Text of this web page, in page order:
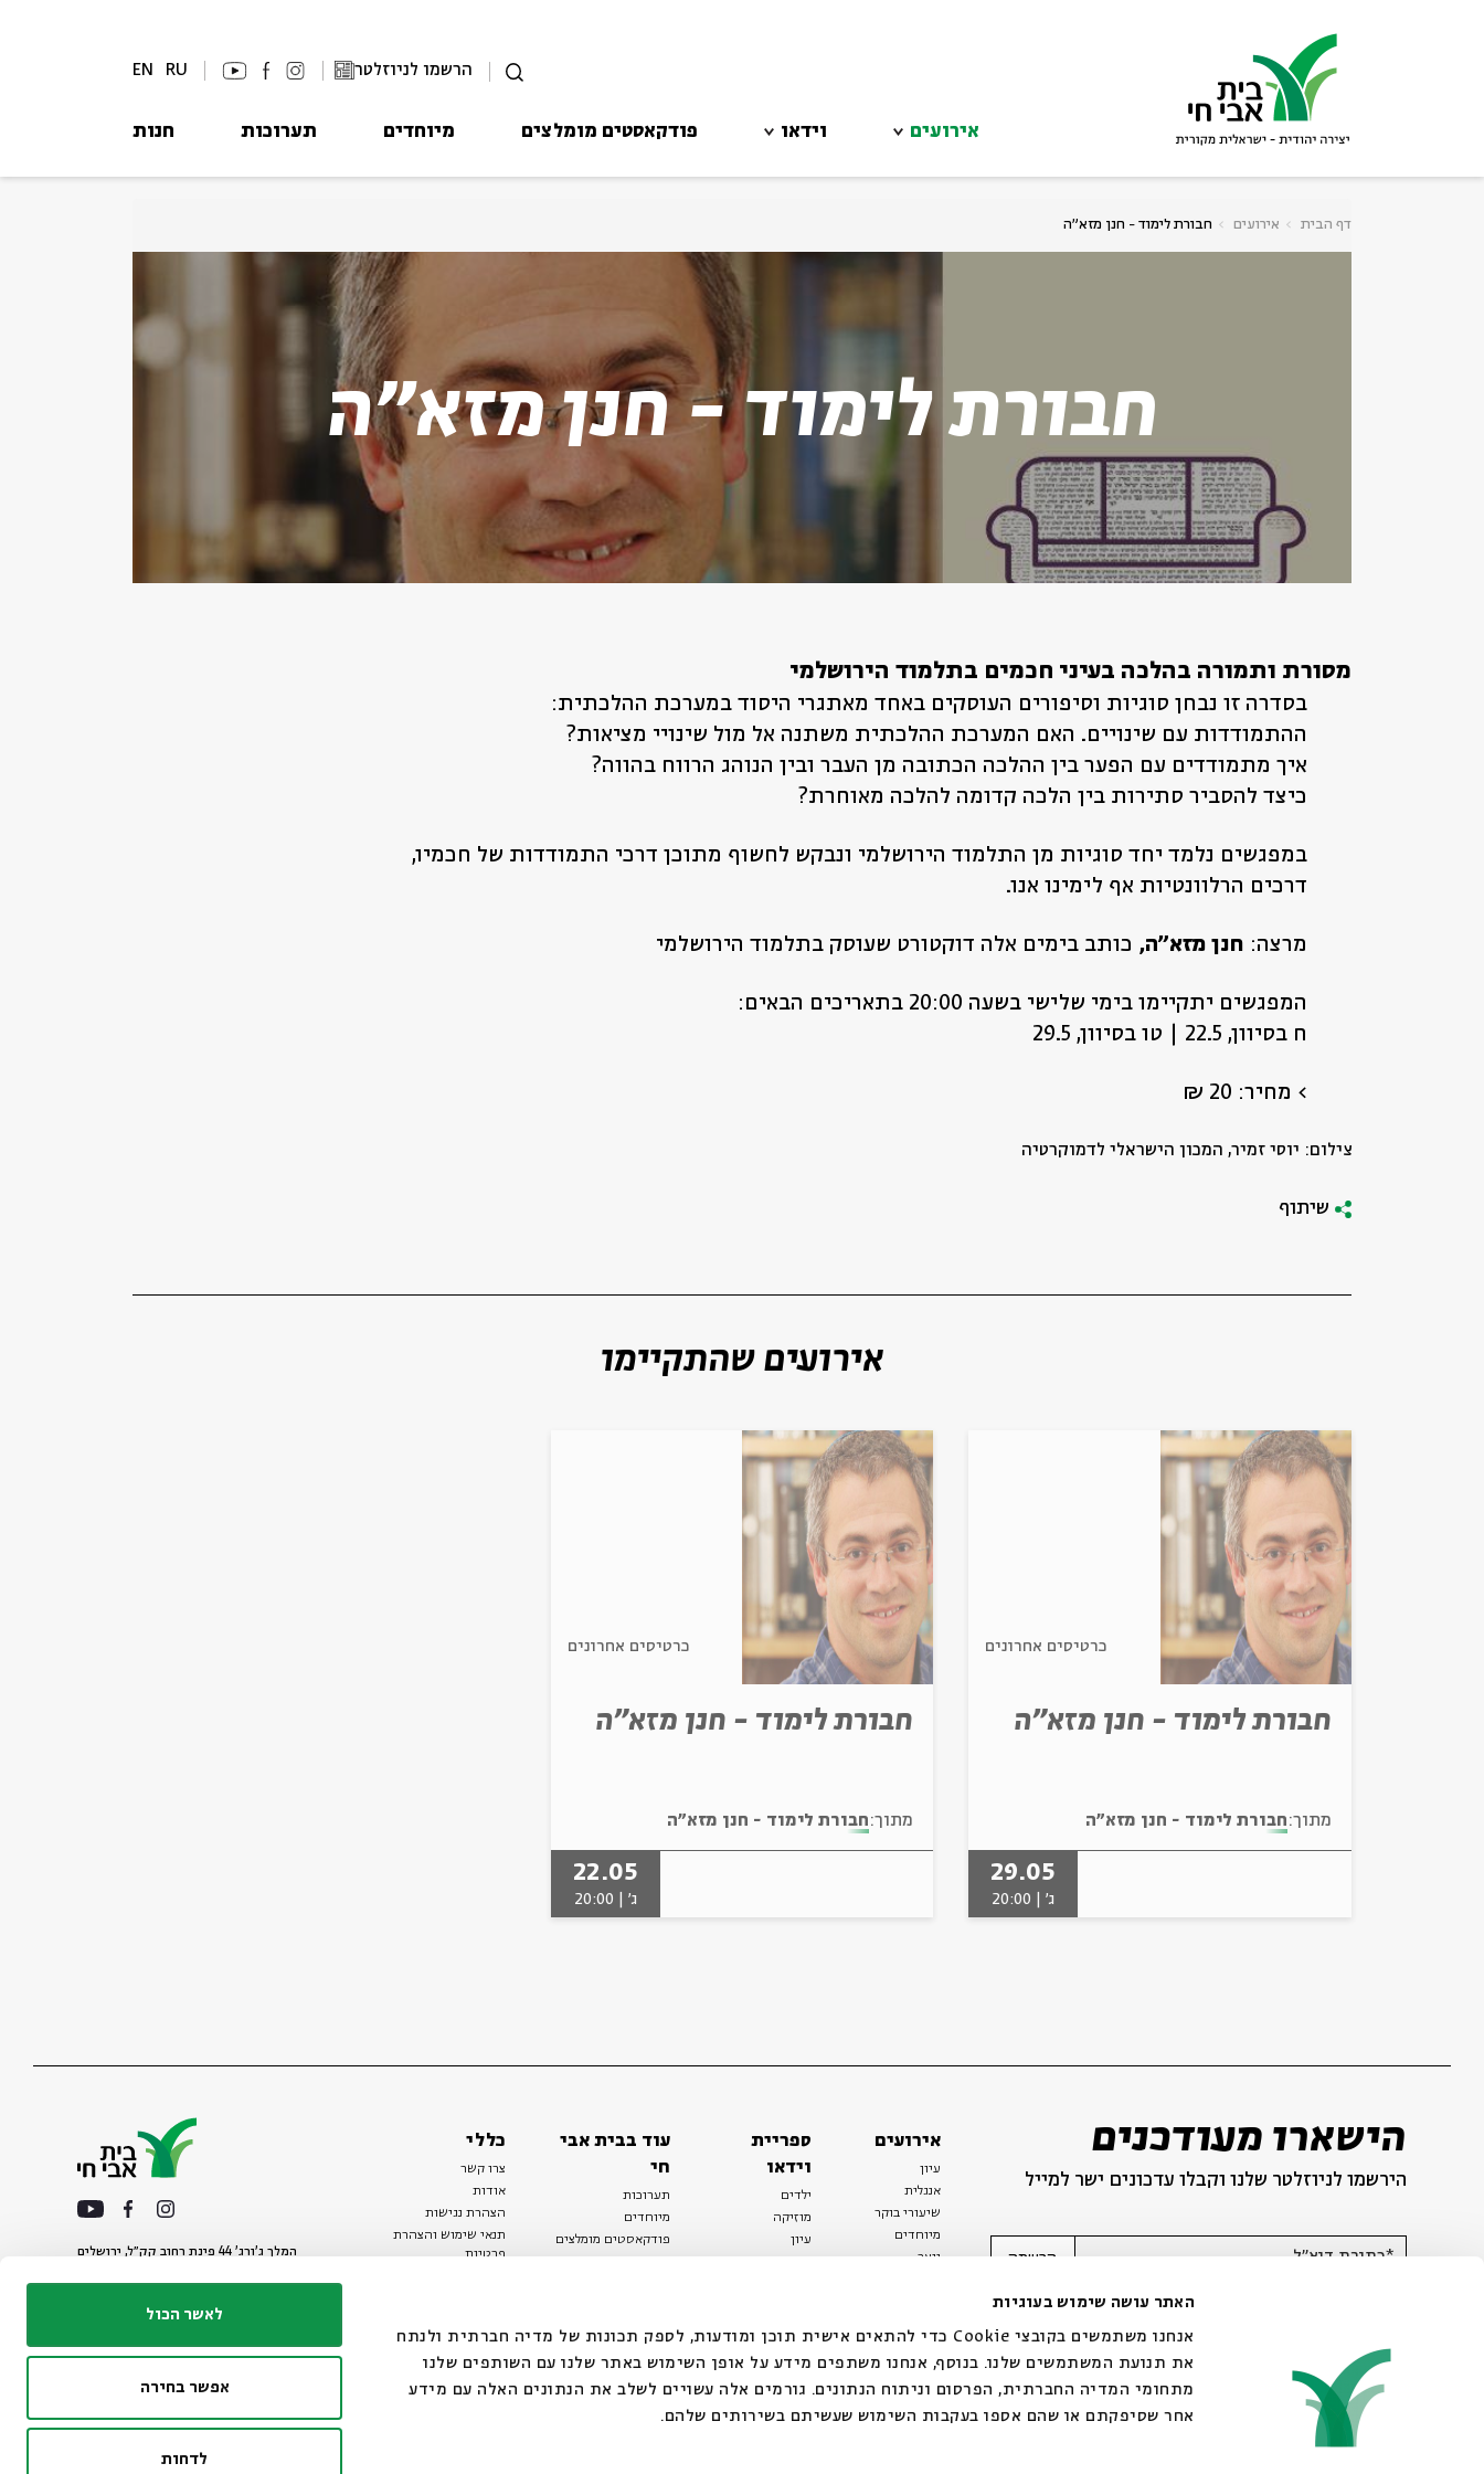
האתר עושה שימוש בעוגיות
אנחנו משתמשים בקובצי Cookie כדי להתאים אישית תוכן ומודעות, לספק תכונות של מדיה חברתית ולנתח
את תנועת המשתמשים שלנו. בנוסף, אנחנו משתפים מידע על אופן השימוש באתר שלנו עם השותפים שלנו
מתחומי המדיה החברתית, הפרסום וניתוח הנתונים. גורמים אלה עשויים לשלב את הנתונים האלה עם מידע
אחר שסיפקתם או שהם אספו בעקבות השימוש שעשיתם בשירותים שלהם.
לאשר הכול
אפשר בחירה
לדחות
הרשמו לניוזלטר EN RU
אירועים וידאו פודקאסטים מומלצים מיוחדים תערוכות חנות
דף הבית אירועים חבורת לימוד - חנן מזא"ה
חבורת לימוד - חנן מזא"ה
מסורת ותמורה בהלכה בעיני חכמים בתלמוד הירושלמי
בסדרה זו נבחן סוגיות וסיפורים העוסקים באחד מאתגרי היסוד במערכת ההלכתית:
ההתמודדות עם שינויים. האם המערכת ההלכתית משתנה אל מול שינויי מציאות?
איך מתמודדים עם הפער בין ההלכה הכתובה מן העבר ובין הנוהג הרווח בהווה?
כיצד להסביר סתירות בין הלכה קדומה להלכה מאוחרת?
במפגשים נלמד יחד סוגיות מן התלמוד הירושלמי ונבקש לחשוף מתוכן דרכי התמודדות של חכמיו,
דרכים הרלוונטיות אף לימינו אנו.
מרצה: חנן מזא"ה, כותב בימים אלה דוקטורט שעוסק בתלמוד הירושלמי
המפגשים יתקיימו בימי שלישי בשעה 20:00 בתאריכים הבאים:
ח בסיוון, 22.5 | טו בסיוון, 29.5
> מחיר: 20 ₪
צילום: יוסי זמיר, המכון הישראלי לדמוקרטיה
שיתוף
אירועים שהתקיימו
כרטיסים אחרונים
חבורת לימוד - חנן מזא"ה
מתוך: חבורת לימוד - חנן מזא"ה
29.05
ג' | 20:00
כרטיסים אחרונים
חבורת לימוד - חנן מזא"ה
מתוך: חבורת לימוד - חנן מזא"ה
22.05
ג' | 20:00
הישארו מעודכנים
הירשמו לניוזלטר שלנו וקבלו עדכונים ישר למייל
*כתובת דוא"ל הרשמה
אירועים
עיון
אנגלית
שיעורי בוקר
מיוחדים
נוער
אירועים
בירושלים
ילדים
ספריית
וידאו
ילדים
מוזיקה
עיון
עוד בבית אבי
חי
תערוכות
מיוחדים
פודקאסטים מומלצים
כללי
צרו קשר
אודות
הצהרת נגישות
תנאי שימוש והצהרת
פרטיות
המלך ג'ורג' 44 פינת רחוב קק״ל, ירושלים
הרשמה